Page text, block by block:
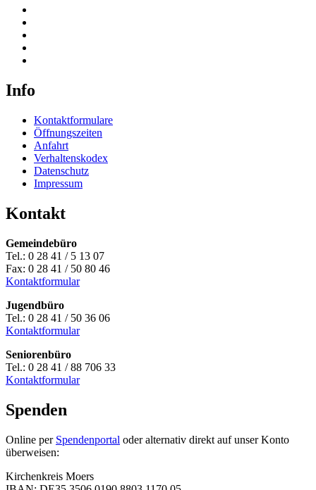
Info
Kontaktformulare
Öffnungszeiten
Anfahrt
Verhaltenskodex
Datenschutz
Impressum
Kontakt
Gemeindebüro
Tel.: 0 28 41 / 5 13 07
Fax: 0 28 41 / 50 80 46
Kontaktformular
Jugendbüro
Tel.: 0 28 41 / 50 36 06
Kontaktformular
Seniorenbüro
Tel.: 0 28 41 / 88 706 33
Kontaktformular
Spenden
Online per Spendenportal oder alternativ direkt auf unser Konto
überweisen:
Kirchenkreis Moers